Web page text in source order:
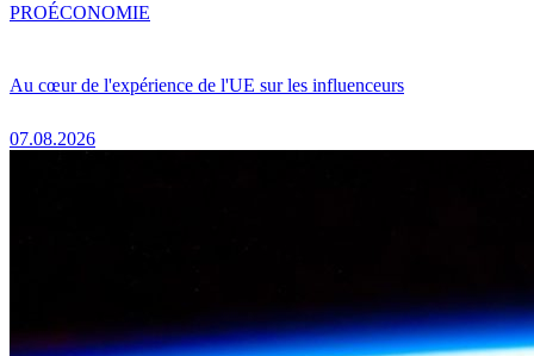
Au cœur de l'expérience de l'UE sur les influenceurs
07.08.2026
PROÉCONOMIE